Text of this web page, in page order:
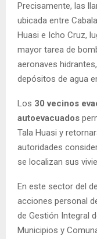
Precisamente, las
ubicada entre
Huasi e Icho Cruz,
mayor tarea de
aeronaves
depósitos de agua
Los 30 vecinos
autoevacuados
Tala Huasi y
autoridades
se localizan sus
En este sector del
acciones personal
de Gestión Integral
Municipios y